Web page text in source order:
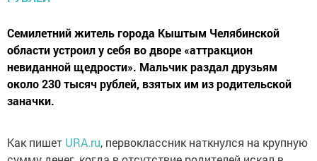
Семилетний житель города Кыштым Челябинской
области устроил у себя во дворе «аттракцион
невиданной щедрости». Мальчик раздал друзьям
около 230 тысяч рублей, взятых им из родительской
заначки.
Как пишет URA.ru, первоклассник наткнулся на крупную